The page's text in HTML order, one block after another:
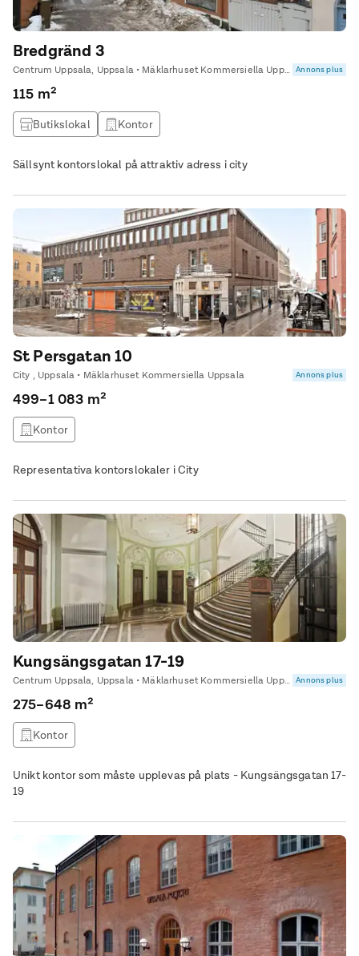
Bredgränd 3
Centrum Uppsala, Uppsala • Mäklarhuset Kommersiella Uppsala Annons plus
115 m²
Butikslokal Kontor
Sällsynt kontorslokal på attraktiv adress i city
St Persgatan 10
City , Uppsala • Mäklarhuset Kommersiella Uppsala Annons plus
499–1 083 m²
Kontor
Representativa kontorslokaler i City
Kungsängsgatan 17-19
Centrum Uppsala, Uppsala • Mäklarhuset Kommersiella Uppsala Annons plus
275–648 m²
Kontor
Unikt kontor som måste upplevas på plats - Kungsängsgatan 17-
19